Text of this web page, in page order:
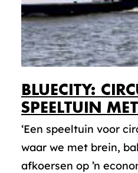
BLUECITY:
SPEELTUIN
‘Een speeltuin voor
waar we met brein,
afkoersen op ’n